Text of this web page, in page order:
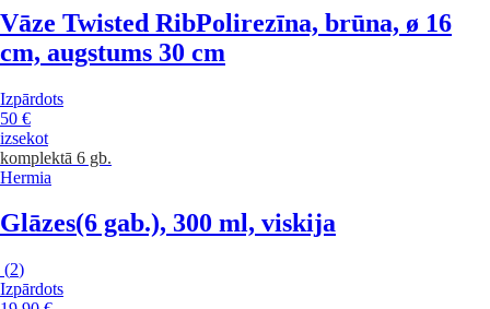
Vāze Twisted RibPolirezīna, brūna, ø 16
cm, augstums 30 cm
Izpārdots
50 €
izsekot
komplektā 6 gb.
Hermia
Glāzes(6 gab.), 300 ml, viskija
(2)
Izpārdots